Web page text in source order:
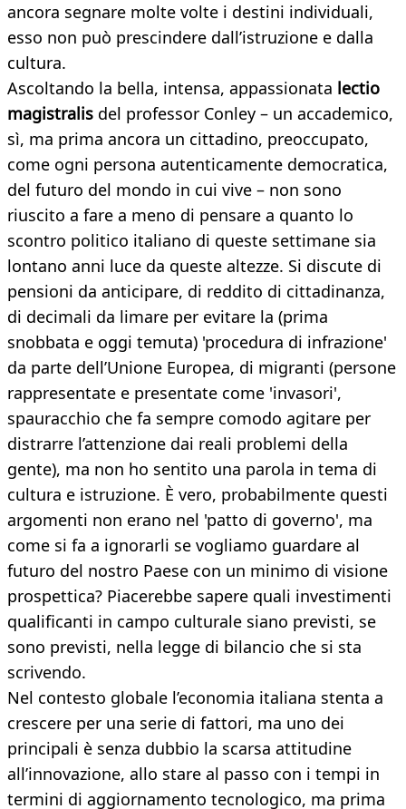
ancora segnare molte volte i destini individuali,
esso non può prescindere dall’istruzione e dalla
cultura.
Ascoltando la bella, intensa, appassionata lectio
magistralis del professor Conley – un accademico,
sì, ma prima ancora un cittadino, preoccupato,
come ogni persona autenticamente democratica,
del futuro del mondo in cui vive – non sono
riuscito a fare a meno di pensare a quanto lo
scontro politico italiano di queste settimane sia
lontano anni luce da queste altezze. Si discute di
pensioni da anticipare, di reddito di cittadinanza,
di decimali da limare per evitare la (prima
snobbata e oggi temuta) 'procedura di infrazione'
da parte dell’Unione Europea, di migranti (persone
rappresentate e presentate come 'invasori',
spauracchio che fa sempre comodo agitare per
distrarre l’attenzione dai reali problemi della
gente), ma non ho sentito una parola in tema di
cultura e istruzione. È vero, probabilmente questi
argomenti non erano nel 'patto di governo', ma
come si fa a ignorarli se vogliamo guardare al
futuro del nostro Paese con un minimo di visione
prospettica? Piacerebbe sapere quali investimenti
qualificanti in campo culturale siano previsti, se
sono previsti, nella legge di bilancio che si sta
scrivendo.
Nel contesto globale l’economia italiana stenta a
crescere per una serie di fattori, ma uno dei
principali è senza dubbio la scarsa attitudine
all’innovazione, allo stare al passo con i tempi in
termini di aggiornamento tecnologico, ma prima